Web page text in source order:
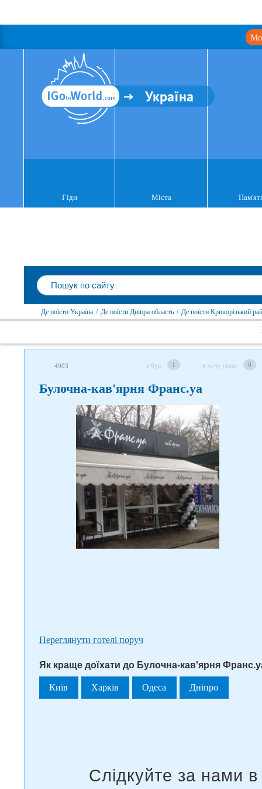
Україна
Гіди Міста
Де поїсти Україна / Де поїсти Дніпра область / Де поїсти Криворізький
4903 я був 1 я хочу сюди 0
Булочна-кав'ярня Франс.уа
Переглянути готелі поруч
Як краще доїхати до Булочна-кав'ярня
Київ Харків Одеса Дніпро
Слідкуйте за нами в соцмережах